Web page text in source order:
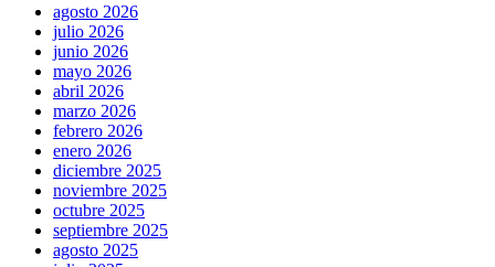
agosto 2026
julio 2026
junio 2026
mayo 2026
abril 2026
marzo 2026
febrero 2026
enero 2026
diciembre 2025
noviembre 2025
octubre 2025
septiembre 2025
agosto 2025